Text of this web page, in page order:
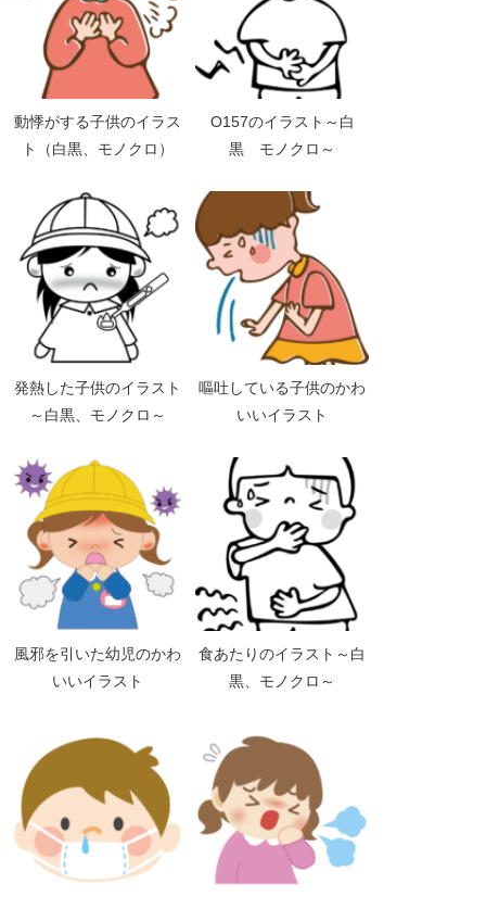
動悸がする子供のイラス
ト（白黒、モノクロ）
O157のイラスト～白
黒 モノクロ～
発熱した子供のイラスト
～白黒、モノクロ～
嘔吐している子供のかわ
いいイラスト
風邪を引いた幼児のかわ
いいイラスト
食あたりのイラスト～白
黒、モノクロ～